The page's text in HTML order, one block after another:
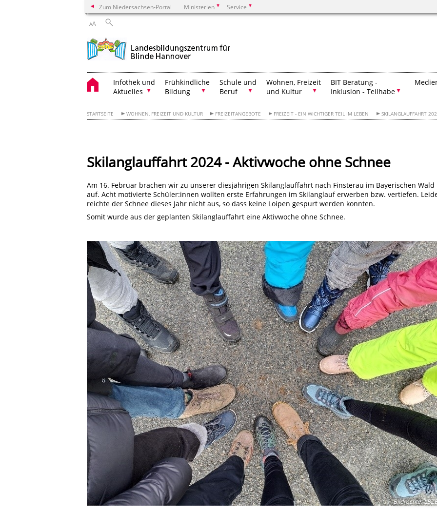
Zum Niedersachsen-Portal Ministerien Service
AA
Infothek und
Aktuelles
Frühkindliche
Bildung
Schule und
Beruf
Wohnen, Freizeit
und Kultur
BIT Beratung -
Inklusion - Teilhabe
STARTSEITE WOHNEN, FREIZEIT UND KULTUR FREIZEITANGEBOTE FREIZEIT - EIN WICHTIGER TEIL IM LEBEN SKILANGLAUFFAHRT
Skilanglauffahrt 2024 - Aktivwoche ohne Schnee
Am 16. Februar brachen wir zu unserer diesjährigen Skilanglauffahrt nach Finsterau im Bayerischen Wald
auf. Acht motivierte Schüler:innen wollten erste Erfahrungen im Skilanglauf erwerben bzw. vertiefen.
reichte der Schnee dieses Jahr nicht aus, so dass keine Loipen gespurt werden konnten.
Somit wurde aus der geplanten Skilanglauffahrt eine Aktivwoche ohne Schnee.
Bildrechte: